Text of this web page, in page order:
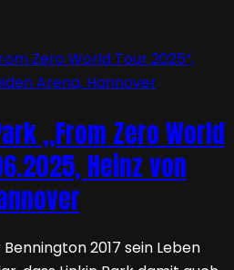
„From Zero World
Heinz von
2017 sein Leben